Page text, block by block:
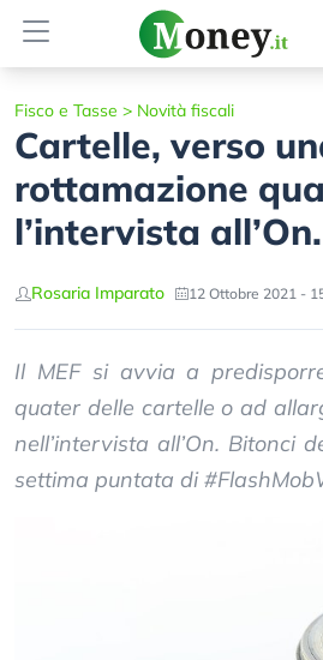
Fisco e Tasse > Novità fiscali
Cartelle, verso
rottamazione
l’intervista
Rosaria Imparato 12 Ottobre 2021 -
Il MEF si avvia a
quater delle cartelle o ad
nell’intervista all’On. Bitonci
settima puntata di